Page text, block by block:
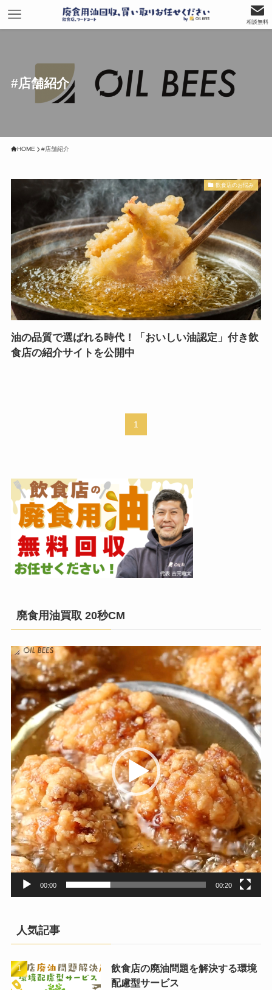
相談無料
#店舗紹介
HOME #店舗紹介
飲食店のお悩み
油の品質で選ばれる時代！「おいしい油認定」付き飲
食店の紹介サイトを公開中
1
廃食用油買取 20秒CM
動
画
プ
レ
ー
ヤ
ー
00:00 00:20
人気記事
飲食店の廃油問題を解決する環境
配慮型サービス